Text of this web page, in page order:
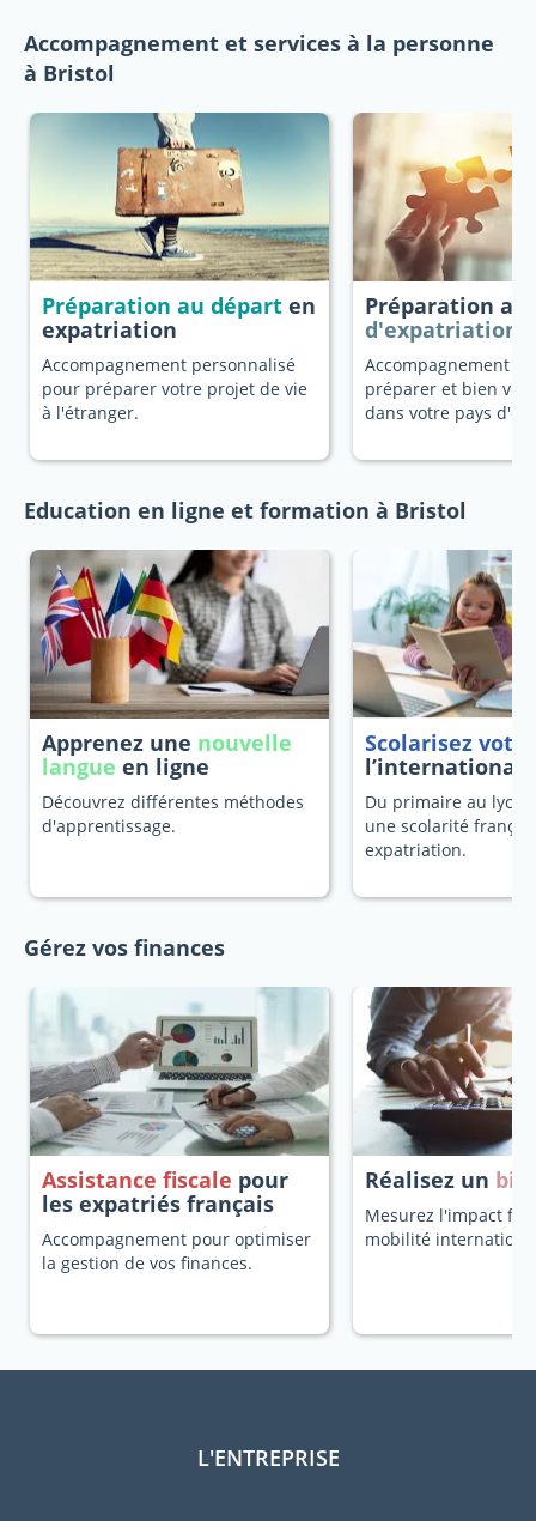
Accompagnement et services à la personne
à Bristol
Préparation au départ en
expatriation
Accompagnement personnalisé
pour préparer votre projet de vie
à l'étranger.
Préparation au
d'expatriation
Accompagnement
préparer et bien
dans votre pays
Education en ligne et formation à Bristol
Apprenez une nouvelle
langue en ligne
Découvrez différentes méthodes
d'apprentissage.
Scolarisez
l’international
Du primaire au
une scolarité
expatriation.
Gérez vos finances
Assistance fiscale pour
les expatriés français
Accompagnement pour optimiser
la gestion de vos finances.
Réalisez un
Mesurez l'impact
mobilité
L'ENTREPRISE